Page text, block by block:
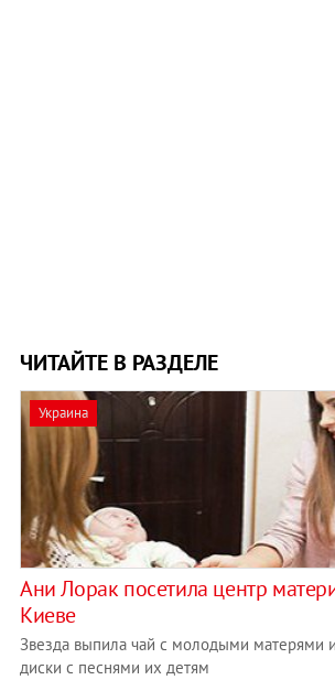
ЧИТАЙТЕ В РАЗДЕЛЕ
Украина
Ани Лорак посетила центр
Киеве
Звезда выпила чай с молодыми матерями
диски с песнями их детям